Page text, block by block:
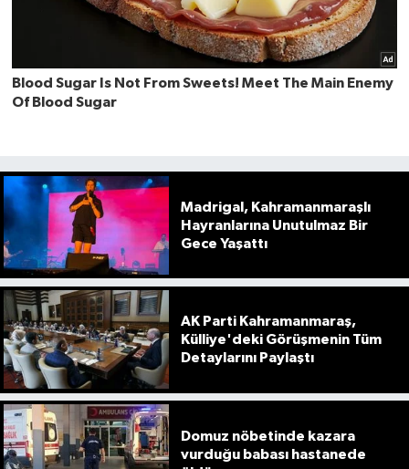
Madrigal, Kahramanmaraşlı
Hayranlarına Unutulmaz Bir
Gece Yaşattı
AK Parti Kahramanmaraş,
Külliye'deki Görüşmenin Tüm
Detaylarını Paylaştı
Domuz nöbetinde kazara
vurduğu babası hastanede